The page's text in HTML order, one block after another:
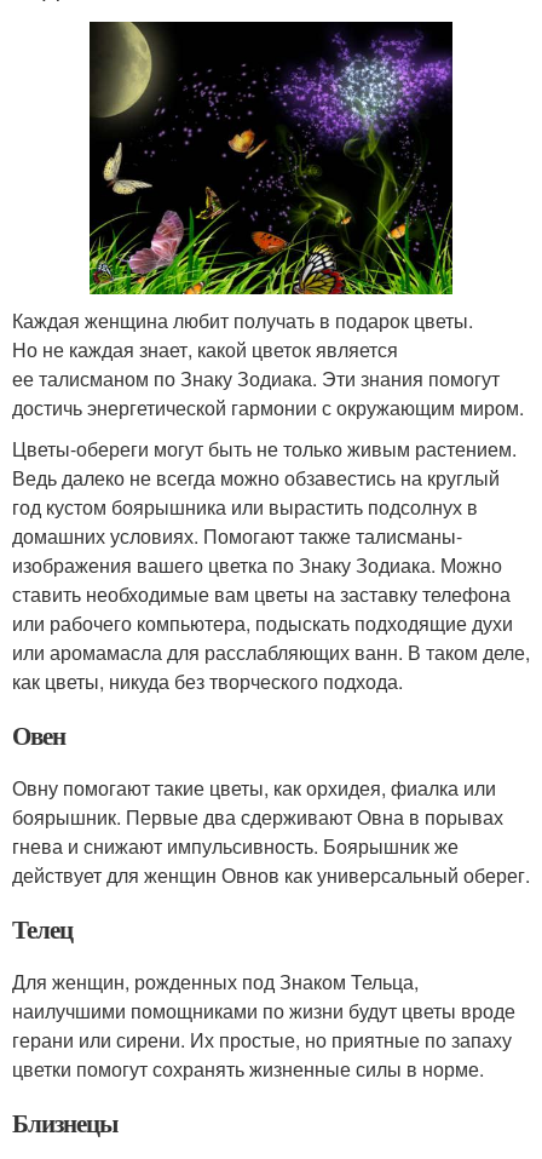
Каждая женщина любит получать в подарок цветы.
Но не каждая знает, какой цветок является
ее талисманом по Знаку Зодиака. Эти знания помогут
достичь энергетической гармонии с окружающим миром.
Цветы-обереги могут быть не только живым растением.
Ведь далеко не всегда можно обзавестись на круглый
год кустом боярышника или вырастить подсолнух в
домашних условиях. Помогают также талисманы-
изображения вашего цветка по Знаку Зодиака. Можно
ставить необходимые вам цветы на заставку телефона
или рабочего компьютера, подыскать подходящие духи
или аромамасла для расслабляющих ванн. В таком деле,
как цветы, никуда без творческого подхода.
Овен
Овну помогают такие цветы, как орхидея, фиалка или
боярышник. Первые два сдерживают Овна в порывах
гнева и снижают импульсивность. Боярышник же
действует для женщин Овнов как универсальный оберег.
Телец
Для женщин, рожденных под Знаком Тельца,
наилучшими помощниками по жизни будут цветы вроде
герани или сирени. Их простые, но приятные по запаху
цветки помогут сохранять жизненные силы в норме.
Близнецы